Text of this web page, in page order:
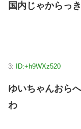
国内じゃからっ
3: ID:+h9WXz520
ゆいちゃんおら
わ